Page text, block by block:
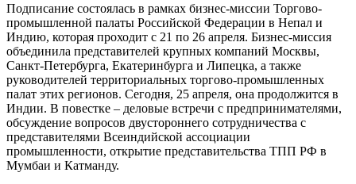
Подписание состоялась в рамках бизнес-миссии Торгово-
промышленной палаты Российской Федерации в Непал и
Индию, которая проходит с 21 по 26 апреля. Бизнес-миссия
объединила представителей крупных компаний Москвы,
Санкт-Петербурга, Екатеринбурга и Липецка, а также
руководителей территориальных торгово-промышленных
палат этих регионов. Сегодня, 25 апреля, она продолжится в
Индии. В повестке – деловые встречи с предпринимателями,
обсуждение вопросов двустороннего сотрудничества с
представителями Всеиндийской ассоциации
промышленности, открытие представительства ТПП РФ в
Мумбаи и Катманду.